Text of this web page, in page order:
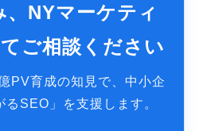
NYマーケティ
ご相談ください
PV育成の知見で、中小企
SEO」を支援します。